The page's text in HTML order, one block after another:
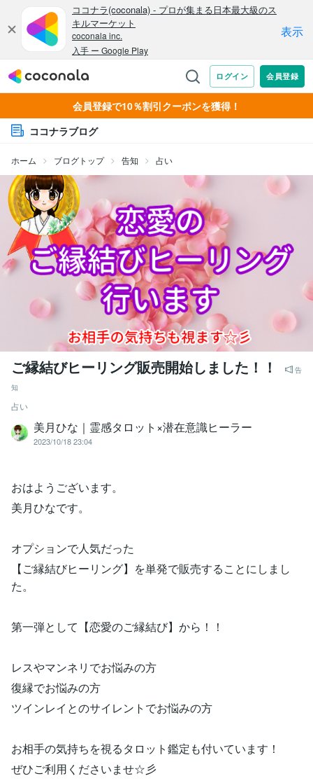
会員登録で10％割引クーポンを獲得！
ココナラブログ
ホーム ブログトップ 告知 占い
ご縁結びヒーリング販売開始しました！！
告
知
占い
美月ひな｜霊感タロット×潜在意識ヒーラー
2023/10/18 23:04
おはようございます。
美月ひなです。
オプションで人気だった
【ご縁結びヒーリング】を単発で販売することにしまし
た。
第一弾として【恋愛のご縁結び】から！！
レスやマンネリでお悩みの方
復縁でお悩みの方
ツインレイとのサイレントでお悩みの方
お相手の気持ちを視るタロット鑑定も付いています！
ぜひご利用くださいませ☆彡